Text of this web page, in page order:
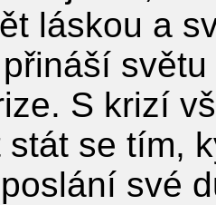
láskou a
S krizí
se tím,
své